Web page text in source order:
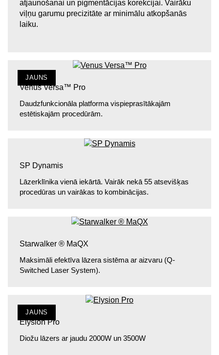
atjaunošanai un pigmentācijas korekcijai. Vairāku
viļņu garumu precizitāte ar minimālu atkopšanās
laiku.
JAUNS
Venus Versa™ Pro
Daudzfunkcionāla platforma vispieprasītākajām
estētiskajām procedūrām.
SP Dynamis
Lāzerklīnika vienā iekārtā. Vairāk nekā 55 atsevišķas
procedūras un vairākas to kombinācijas.
Starwalker ® MaQX
Maksimāli efektīva lāzera sistēma ar aizvaru (Q-
Switched Laser System).
JAUNS
Elysion Pro
Diožu lāzers ar jaudu 2000W un 3500W